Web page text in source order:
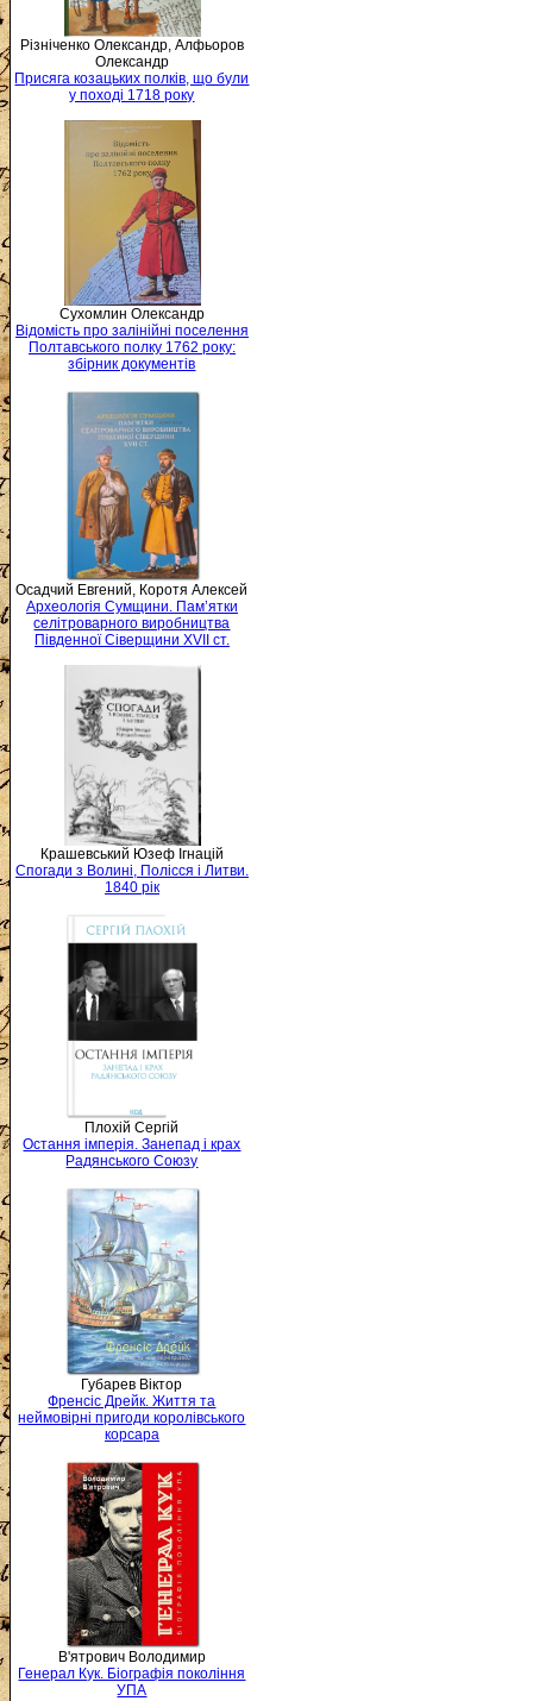
Різніченко Олександр, Алфьоров
Олександр
Присяга козацьких полків, що були
у поході 1718 року
Сухомлин Олександр
Відомість про залінійні поселення
Полтавського полку 1762 року:
збірник документів
Осадчий Евгений, Коротя Алексей
Археологія Сумщини. Пам’ятки
селітроварного виробництва
Південної Сіверщини XVII ст.
Крашевський Юзеф Ігнацій
Спогади з Волині, Полісся і Литви.
1840 рік
Плохій Сергій
Остання імперія. Занепад і крах
Радянського Союзу
Губарев Віктор
Френсіс Дрейк. Життя та
неймовірні пригоди королівського
корсара
В'ятрович Володимир
Генерал Кук. Біографія покоління
УПА